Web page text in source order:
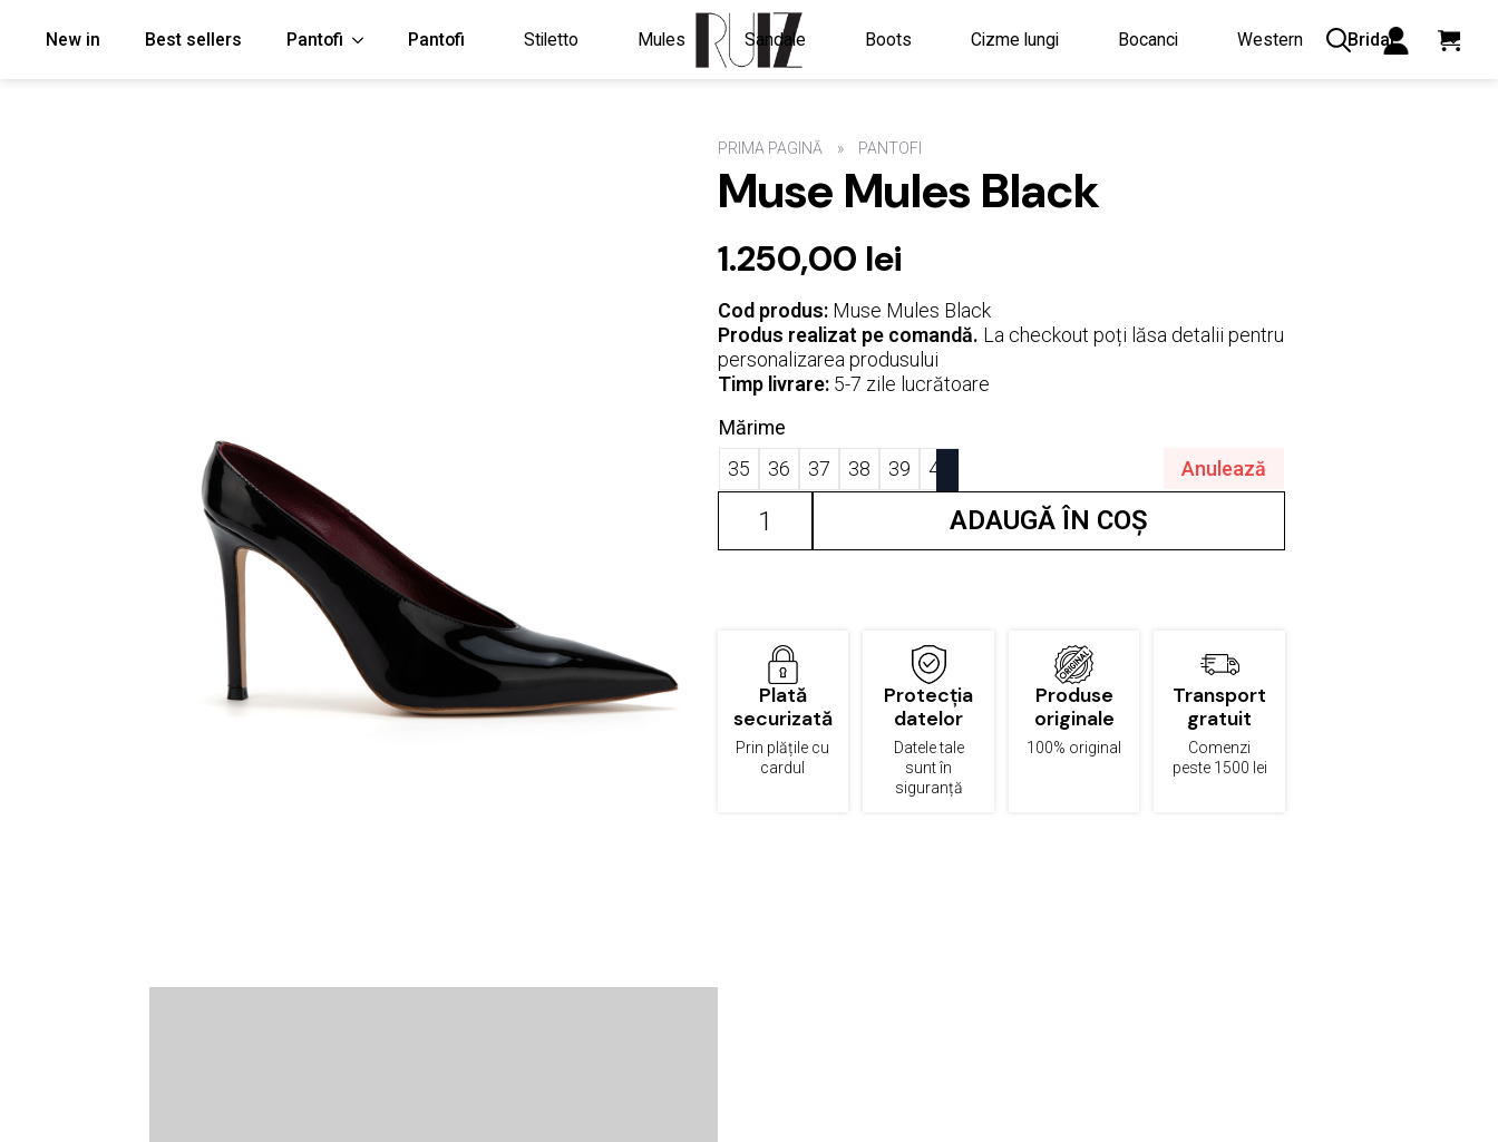
New in Best sellers Pantofi Pantofi Stiletto Mules Sandale Boots Cizme lungi Bocanci Western Bridal
PRIMA PAGINĂ PANTOFI
Muse Mules Black
1.250,00 lei
Cod produs:Muse Mules Black
Produs realizat pe comandă. La checkout poți lăsa detalii pentru
personalizarea produsului
Timp livrare:5-7 zile lucrătoare
Mărime
35
36 37 38 39 40
Anulează
Cantitate
Muse
Mules
Black
ADAUGĂ ÎN COȘ
Plată
securizată
Prin plățile cu
cardul
Protecția
datelor
Datele tale
sunt în
siguranță
Produse
originale
100% original
Transport
gratuit
Comenzi
peste 1500 lei